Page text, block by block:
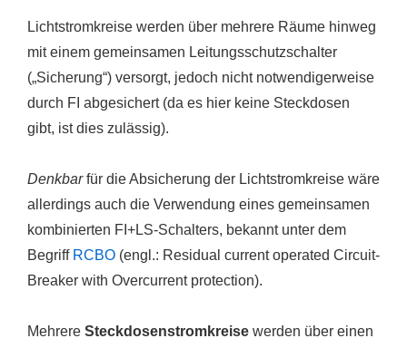
Lichtstromkreise werden über mehrere Räume hinweg
mit einem gemeinsamen Leitungsschutzschalter
(„Sicherung“) versorgt, jedoch nicht notwendigerweise
durch FI abgesichert (da es hier keine Steckdosen
gibt, ist dies zulässig).
Denkbarfür die Absicherung der Lichtstromkreise wäre
allerdings auch die Verwendung eines gemeinsamen
kombinierten FI+LS-Schalters, bekannt unter dem
Begriff RCBO (engl.: Residual current operated Circuit-
Breaker with Overcurrent protection).
Mehrere Steckdosenstromkreise werden über einen